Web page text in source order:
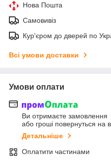
Нова Пошта
Самовивіз
Кур'єром до дверей по
Всі умови доставки
Умови оплати
Ви отримаєте замовлення
або гроші повернуться на
Детальніше
Оплатити частинами